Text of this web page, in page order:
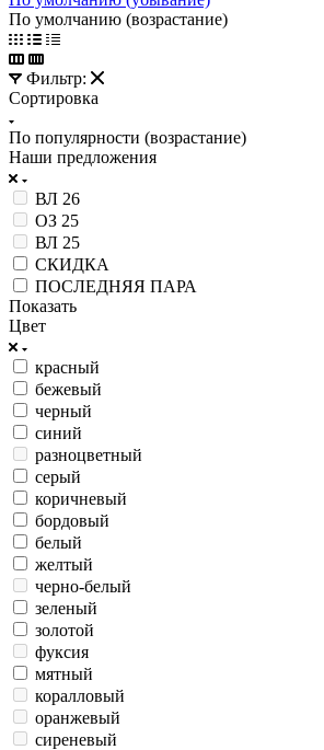
По умолчанию (возрастание)
Фильтр:
Сортировка
По популярности (возрастание)
Наши предложения
ВЛ 26
ОЗ 25
ВЛ 25
СКИДКА
ПОСЛЕДНЯЯ ПАРА
Показать
Цвет
красный
бежевый
черный
синий
разноцветный
серый
коричневый
бордовый
белый
желтый
черно-белый
зеленый
золотой
фуксия
мятный
коралловый
оранжевый
сиреневый